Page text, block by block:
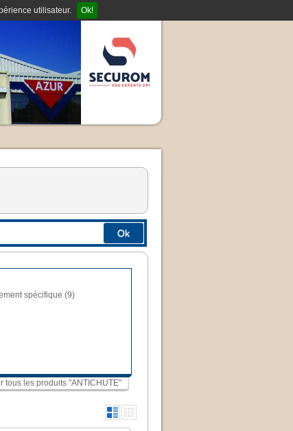
utilisateur. Ok!
Ok
spécifique (9)
tous les produits "ANTICHUTE"